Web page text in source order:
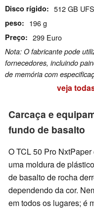
Disco rígido 512 GB
peso 196 g
Preço 299 Euro
Nota: O fabricante pode
fornecedores, incluindo
de memória com
veja
Carcaça e
fundo de basalto
O TCL 50 Pro
uma moldura de
de basalto de rocha
dependendo da cor.
em todos os lugares; é